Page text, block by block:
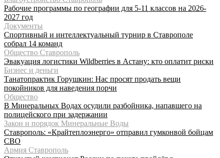
Рабочие программы по географии для 5-11 классов на 2026-
2027 год
Документы
Спортивный и интеллектуальный турнир в Ставрополе
собрал 14 команд
Общество Ставрополь
Эвакуация логистики Wildberries в Астану: кто оплатит риски
Бизнес и деньги
Танатопрактик Горушкин: Нас просят продать вещи
покойников для наведения порчи
Общество
В Минеральных Водах осудили разбойника, напавшего на
полицейского при задержании
Закон и порядок Минеральные Воды
Ставрополь: «Крайтеплоэнерго» отправил гумконвой бойцам
СВО
Армия Ставрополь